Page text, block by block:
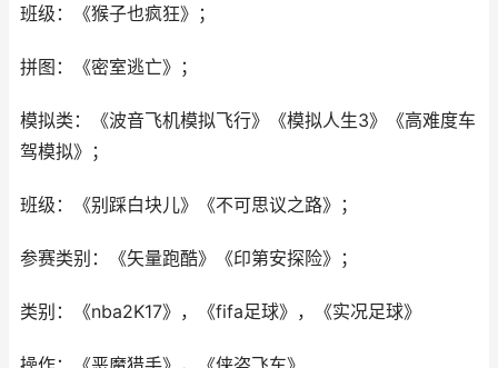
班级：《猴子也疯狂》；
拼图：《密室逃亡》；
模拟类：《波音飞机模拟飞行》《模拟人生3》《高难度车
驾模拟》；
班级：《别踩白块儿》《不可思议之路》；
参赛类别：《矢量跑酷》《印第安探险》；
类别：《nba2K17》，《fifa足球》，《实况足球》